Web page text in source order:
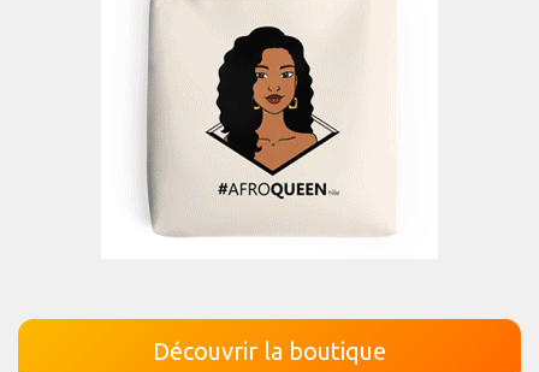
Découvrir la boutique